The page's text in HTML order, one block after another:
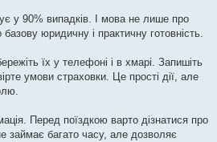
у 90% випадків. І мова не лише про
базову юридичну і практичну готовність.
їх у телефоні і в хмарі. Запишіть
умови страховки. Це прості дії, але
Перед поїздкою варто дізнатися про
займає багато часу, але дозволяє